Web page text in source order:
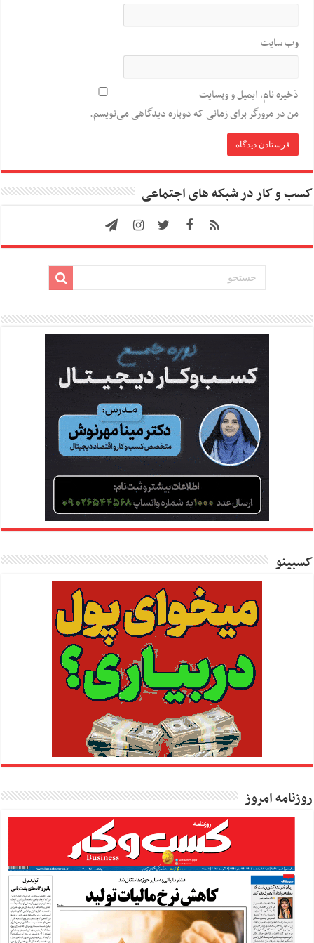
وب‌ سایت
ذخیره نام، ایمیل و وبسایت
من در مرورگر برای زمانی که دوباره دیدگاهی می‌نویسم.
کسب و کار در شبکه های اجتماعی
کسبینو
روزنامه امروز